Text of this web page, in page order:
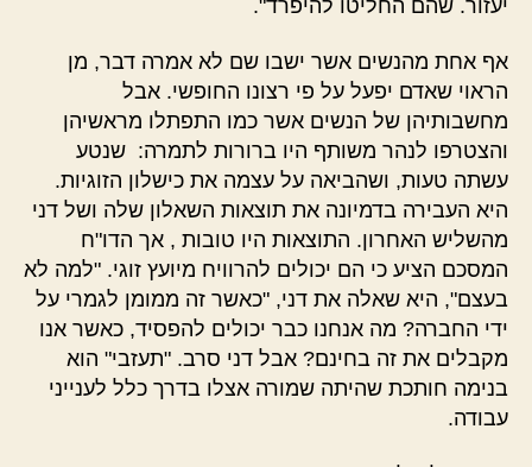
יעזור. שהם החליטו להיפרד".
אף אחת מהנשים אשר ישבו שם לא אמרה דבר, מן
הראוי שאדם יפעל על פי רצונו החופשי. אבל
מחשבותיהן של הנשים אשר כמו התפתלו מראשיהן
והצטרפו לנהר משותף היו ברורות לתמרה: שנטע
עשתה טעות, ושהביאה על עצמה את כישלון הזוגיות.
היא העבירה בדמיונה את תוצאות השאלון שלה ושל דני
מהשליש האחרון. התוצאות היו טובות , אך הדו"ח
המסכם הציע כי הם יכולים להרוויח מיועץ זוגי. "למה לא
בעצם", היא שאלה את דני, "כאשר זה ממומן לגמרי על
ידי החברה? מה אנחנו כבר יכולים להפסיד, כאשר אנו
מקבלים את זה בחינם? אבל דני סרב. "תעזבי" הוא
בנימה חותכת שהיתה שמורה אצלו בדרך כלל לענייני
עבודה.